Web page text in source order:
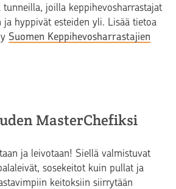
joilla keppihevosharrastajat
ja hyppivät esteiden yli. Lisää tietoa
Suomen Keppihevosharrastajien
MasterChefiksi
ja leivotaan! Siellä valmistuvat
sosekeitot kuin pullat ja
keitoksiin siirrytään